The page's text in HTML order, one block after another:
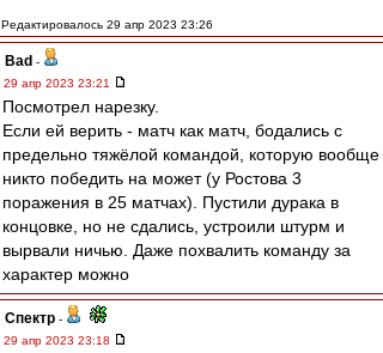
Редактировалось 29 апр 2023 23:26
Bad -
29 апр 2023 23:21
Посмотрел нарезку.
Если ей верить - матч как матч, бодались с
предельно тяжёлой командой, которую вообще
никто победить на может (у Ростова 3
поражения в 25 матчах). Пустили дурака в
концовке, но не сдались, устроили штурм и
вырвали ничью. Даже похвалить команду за
характер можно
Спектр -
29 апр 2023 23:18